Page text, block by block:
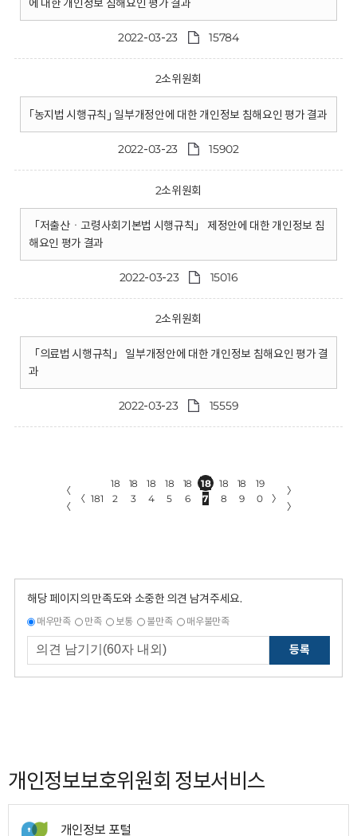
에 대한 개인정보 침해요인 평가 결과
2022-03-23 15784
2소위원회
｢농지법 시행규칙｣ 일부개정안에 대한 개인정보 침해요인 평가 결과
2022-03-23 15902
2소위원회
「저출산ㆍ고령사회기본법 시행규칙」 제정안에 대한 개인정보 침
해요인 평가 결과
2022-03-23 15016
2소위원회
「의료법 시행규칙」 일부개정안에 대한 개인정보 침해요인 평가 결
과
2022-03-23 15559
〈
〈
〈 181
18
2
18
3
18
4
18
5
18
6
18
7
18
8
18
9
19
0
〉
〉
〉
해당 페이지의 만족도와 소중한 의견 남겨주세요.
매우만족 만족 보통 불만족 매우불만족
등록
개인정보보호위원회 정보서비스
개인정보 포털